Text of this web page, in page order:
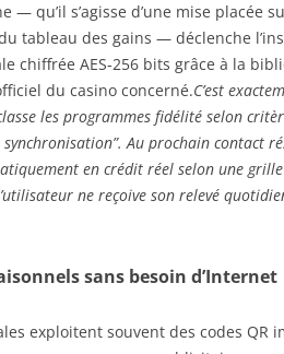
— qu’il s’agisse d’une mise placée
tableau des gains — déclenche
chiffrée AES‑256 bits grâce à la
du casino concerné.C’est
les programmes fidélité selon
Au prochain contact
en crédit réel selon une
ne reçoive son relevé
sans besoin d’Internet
exploitent souvent des codes QR